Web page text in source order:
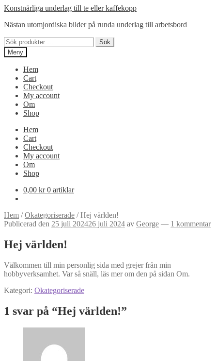
Hoppa
navigering
Hoppa
innehåll
Konstnärliga underlag till te eller kaffekopp
Nästan utomjordiska bilder på runda underlag till arbetsbord
Sök
efter:
Sök
Meny
Hem
Cart
Checkout
My account
Om
Shop
Hem
Cart
Checkout
My account
Om
Shop
0,00 kr 0 artiklar
Hem /Okategoriserade /Hej världen!
Publicerad den 25 juli 202426 juli 2024 av George — 1 kommentar
Hej världen!
Välkommen till min personlig sida med grejer från min
hobbyverksamhet. Var så snäll, läs mer om den på sidan Om.
Kategori: Okategoriserade
1 svar på “Hej världen!”